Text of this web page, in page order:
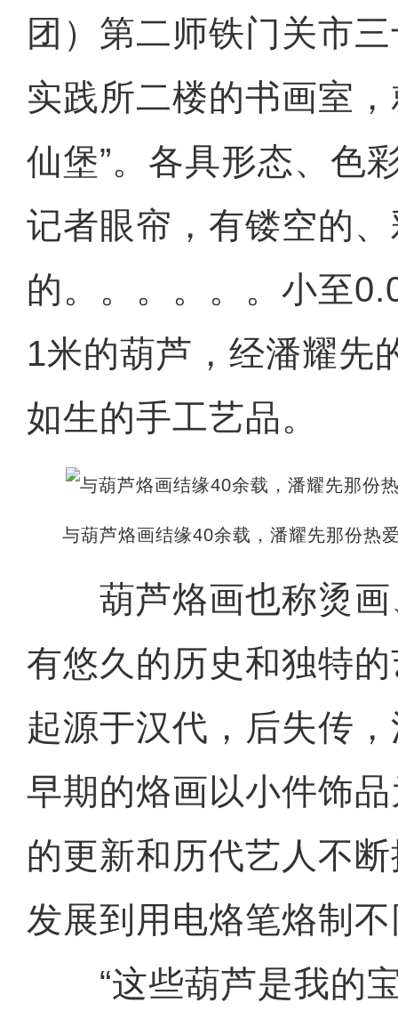
团）第二师铁门关市
实践所二楼的书画室
仙堡”。各具形态、色
记者眼帘，有镂空的
的。。。。。。小至
1米的葫芦，经潘耀先
如生的手工艺品。
与葫芦烙画结缘40余载，潘耀先那份热
葫芦烙画也称烫画
有悠久的历史和独特
起源于汉代，后失传
早期的烙画以小件饰
的更新和历代艺人不
发展到用电烙笔烙制
“这些葫芦是我的宝